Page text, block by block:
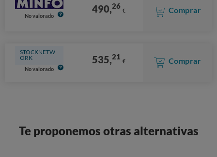
No valorado
490,26 € Comprar
STOCKNETW
ORK
No valorado
535,21 € Comprar
Te proponemos otras alternativas